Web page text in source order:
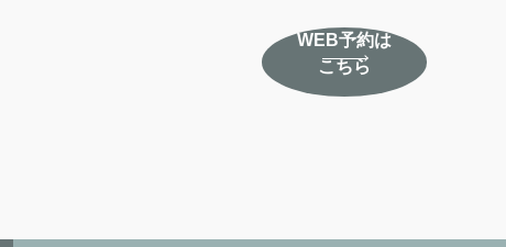
WEB予約は
こちら